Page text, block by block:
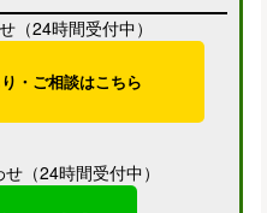
（24時間受付中）
・ご相談はこちら
（24時間受付中）